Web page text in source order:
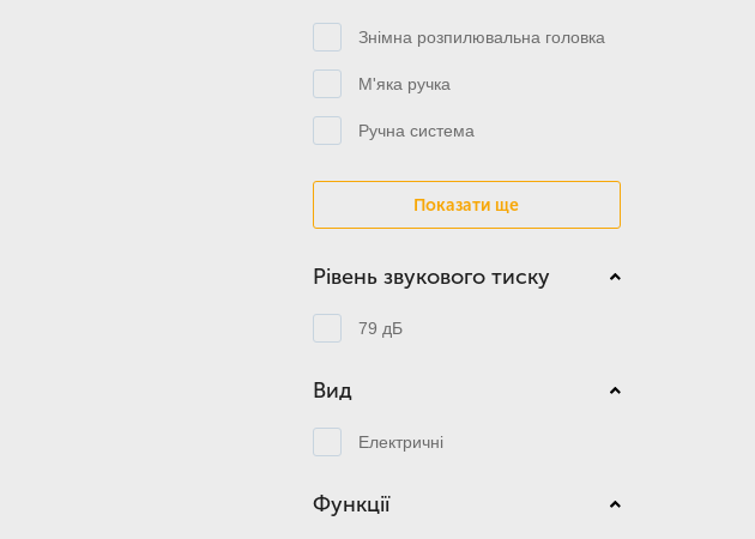
Знімна розпилювальна головка
М'яка ручка
Ручна система
Показати ще
Рівень звукового тиску
79 дБ
Вид
Електричні
Функції